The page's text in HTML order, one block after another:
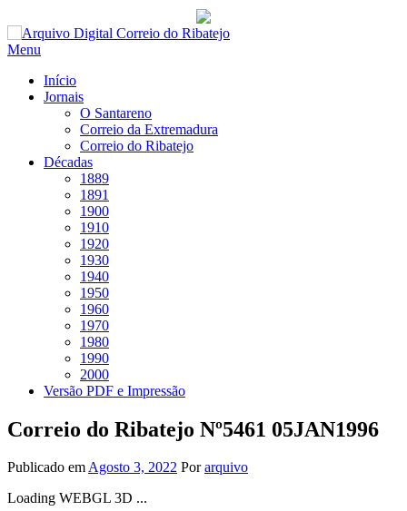
Saltar
para
Menu
Início
Jornais
O Santareno
Correio da Extremadura
Correio do Ribatejo
Décadas
1889
1891
1900
1910
1920
1930
1940
1950
1960
1970
1980
1990
2000
Versão PDF e Impressão
Correio do Ribatejo Nº5461 05JAN1996
Publicado emAgosto 3, 2022 Porarquivo
Loading WEBGL 3D ...